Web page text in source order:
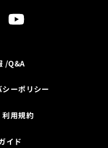
/Q&A
シーポリシー
利用規約
イド